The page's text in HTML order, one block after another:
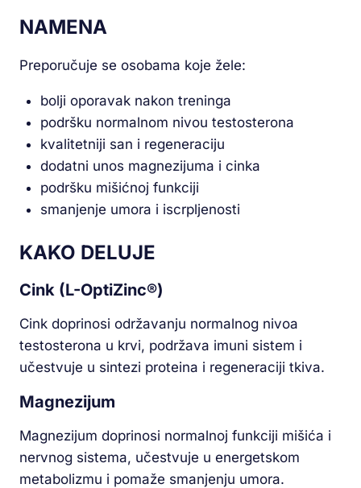
NAMENA
Preporučuje se osobama koje žele:
bolji oporavak nakon treninga
podršku normalnom nivou testosterona
kvalitetniji san i regeneraciju
dodatni unos magnezijuma i cinka
podršku mišićnoj funkciji
smanjenje umora i iscrpljenosti
KAKO DELUJE
Cink (L-OptiZinc®)
Cink doprinosi održavanju normalnog nivoa
testosterona u krvi, podržava imuni sistem i
učestvuje u sintezi proteina i regeneraciji tkiva.
Magnezijum
Magnezijum doprinosi normalnoj funkciji mišića i
nervnog sistema, učestvuje u energetskom
metabolizmu i pomaže smanjenju umora.